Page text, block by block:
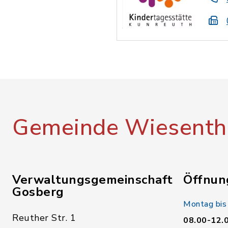
Gemeinde
Verwaltungsgemeinschaft
Gosberg
Reuther Str. 1
Montag
08.00-